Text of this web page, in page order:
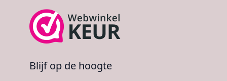
Blijf op de hoogte